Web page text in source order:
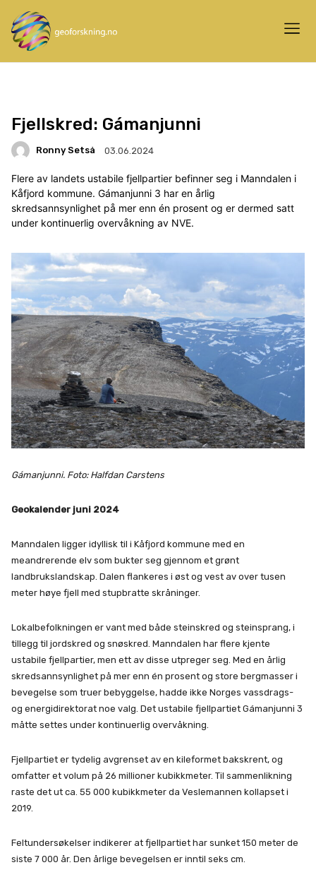
Fjellskred: Gámanjunni
Ronny Setså 03.06.2024
Flere av landets ustabile fjellpartier befinner seg i Manndalen i
Kåfjord kommune. Gámanjunni 3 har en årlig
skredsannsynlighet på mer enn én prosent og er dermed satt
under kontinuerlig overvåkning av NVE.
Gámanjunni. Foto: Halfdan Carstens
Geokalender juni 2024
Manndalen ligger idyllisk til i Kåfjord kommune med en
meandrerende elv som bukter seg gjennom et grønt
landbrukslandskap. Dalen flankeres i øst og vest av over tusen
meter høye fjell med stupbratte skråninger.
Lokalbefolkningen er vant med både steinskred og steinsprang, i
tillegg til jordskred og snøskred. Manndalen har flere kjente
ustabile fjellpartier, men ett av disse utpreger seg. Med en årlig
skredsannsynlighet på mer enn én prosent og store bergmasser i
bevegelse som truer bebyggelse, hadde ikke Norges vassdrags-
og energidirektorat noe valg. Det ustabile fjellpartiet Gámanjunni 3
måtte settes under kontinuerlig overvåkning.
Fjellpartiet er tydelig avgrenset av en kileformet bakskrent, og
omfatter et volum på 26 millioner kubikkmeter. Til sammenlikning
raste det ut ca. 55 000 kubikkmeter da Veslemannen kollapset i
2019.
Feltundersøkelser indikerer at fjellpartiet har sunket 150 meter de
siste 7 000 år. Den årlige bevegelsen er inntil seks cm.